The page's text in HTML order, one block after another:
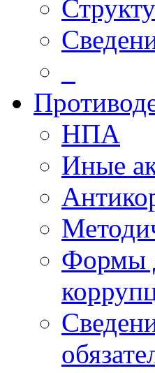
НПА
Иные
Формы